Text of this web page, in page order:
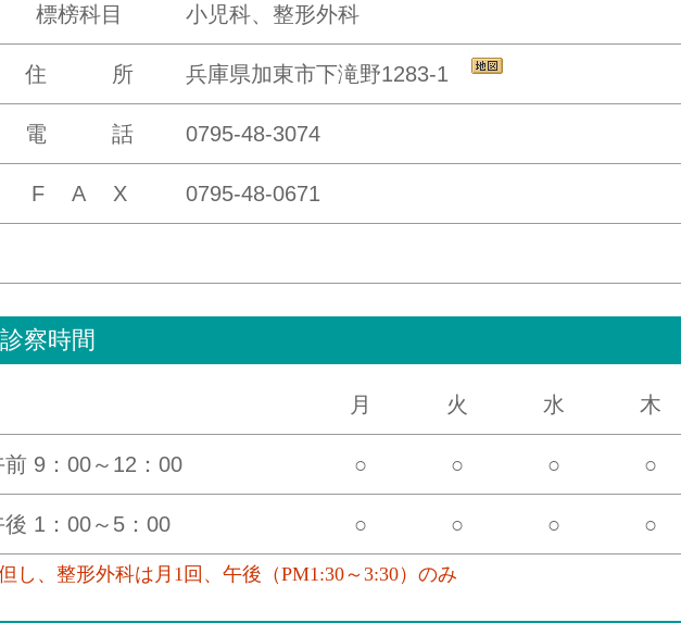
標榜科目 小児科、整形外科
住 所 兵庫県加東市下滝野1283-1
電 話 0795-48-3074
F A X 0795-48-0671
診察時間
月 火 水 木
前 9：00～12：00 ○ ○ ○ ○
後 1：00～5：00 ○ ○ ○ ○
し、整形外科は月1回、午後（PM1:30～3:30）のみ